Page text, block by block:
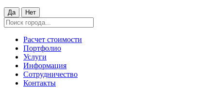
Да Нет
Расчет стоимости
Портфолио
Услуги
Информация
Сотрудничество
Контакты